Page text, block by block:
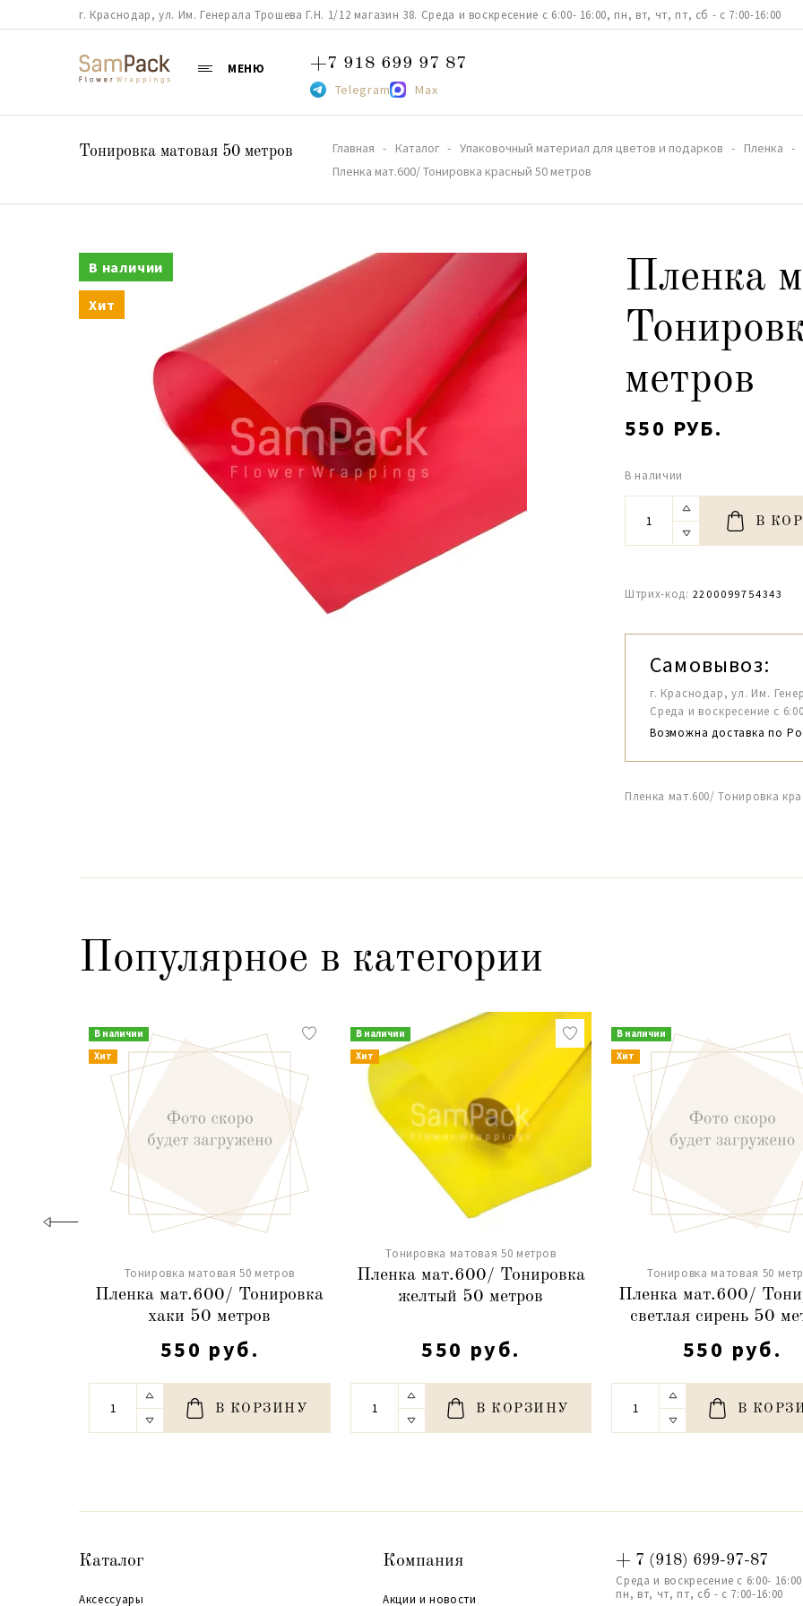
г. Краснодар, ул. Им. Генерала Трошева Г.Н. 1/12 магазин 38. Среда и воскресение с 6:00- 16:00, пн, вт, чт, пт, сб - с 7:00-16:00
МЕНЮ +7 918 699 97 87
Telegram Max
Тонировка матовая 50 метров Главная Каталог Упаковочный материал для цветов и подарков Пленка
Пленка мат.600/ Тонировка красный 50 метров
В наличии
Хит
Пленка
метров
550 РУБ.
В наличии
В
Штрих-код: 2200099754343
Самовывоз:
г. Краснодар, ул. Им.
Среда и воскресение с
Возможна доставка по
Пленка мат.600/ Тонировка
Популярное в категории
В наличии
Хит
Тонировка матовая 50 метров
Пленка мат.600/ Тонировка
хаки 50 метров
550 руб.
В КОРЗИНУ
В наличии
Хит
Тонировка матовая 50 метров
Пленка мат.600/ Тонировка
желтый 50 метров
550 руб.
В КОРЗИНУ
В наличии
Хит
Тонировка матовая 50
Пленка мат.600/
светлая сирень 50
550 руб.
В
Каталог
Аксессуары
Компания
Акции и новости
+ 7 (918) 699-97-87
Среда и воскресение с 6:00-
пн, вт, чт, пт, сб - с 7:00-16:00